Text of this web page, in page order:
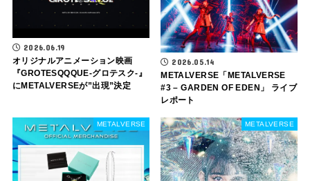
2026.06.19
オリジナルアニメーション映画
『GROTESQQQUE-グロテスク-』
にMETALVERSEが”出現”決定
2026.05.14
METALVERSE「METALVERSE
#3 – GARDEN OF EDEN」 ライブ
レポート
METALVERSE METALVERSE